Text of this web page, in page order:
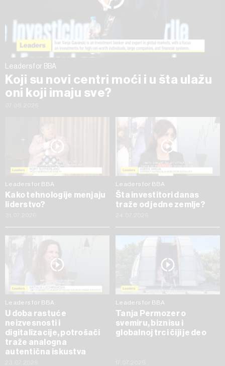
trenutku opozvati bez negativnih posledica.
Leaders for BBA
Koji su novi centri moći i u šta ulažu
oni koji imaju sve?
Leaders for BBA
Kako tehnologije menjaju
liderstvo?
Leaders for BBA
Šta investitori danas
traže od jedne zemlje?
Leaders for BBA
U doba rastuće
neizvesnosti i
digitalizacije, potrošači
traže analogna
autentična iskustva
Leaders for BBA
Tanja Permozer o
svemiru, biznisu i
globalnoj trci čiji je deo